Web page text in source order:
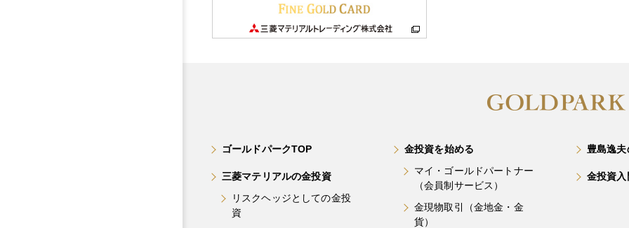
ゴールドパークTOP
三菱マテリアルの金投資
リスクヘッジとしての金投
資
金投資を始める
マイ・ゴールドパートナー
（会員制サービス）
金現物取引（金地金・金
貨）
豊島逸
金投資入